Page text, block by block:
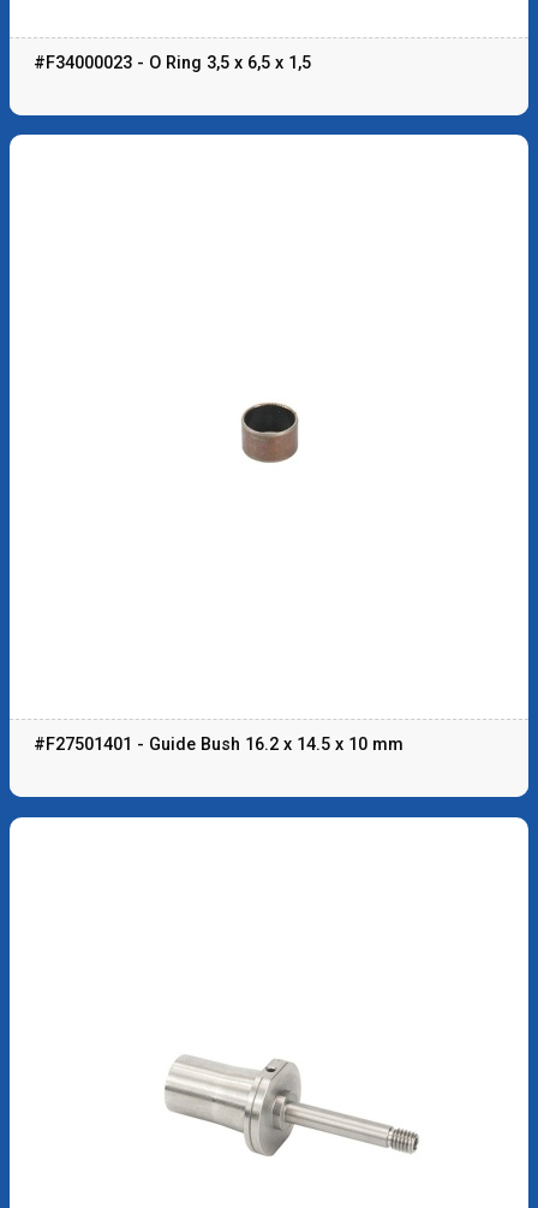
#F34000023 - O Ring 3,5 x 6,5 x 1,5
#F27501401 - Guide Bush 16.2 x 14.5 x 10 mm